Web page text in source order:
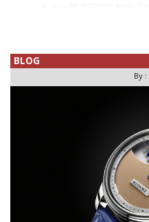
荷いたしました。この特
BLOG
By :